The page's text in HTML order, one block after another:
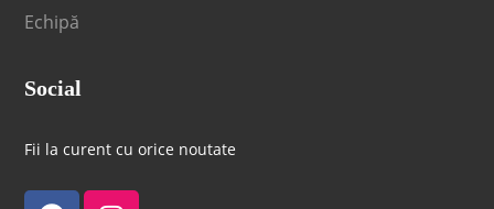
Echipă
Social
Fii la curent cu orice noutate